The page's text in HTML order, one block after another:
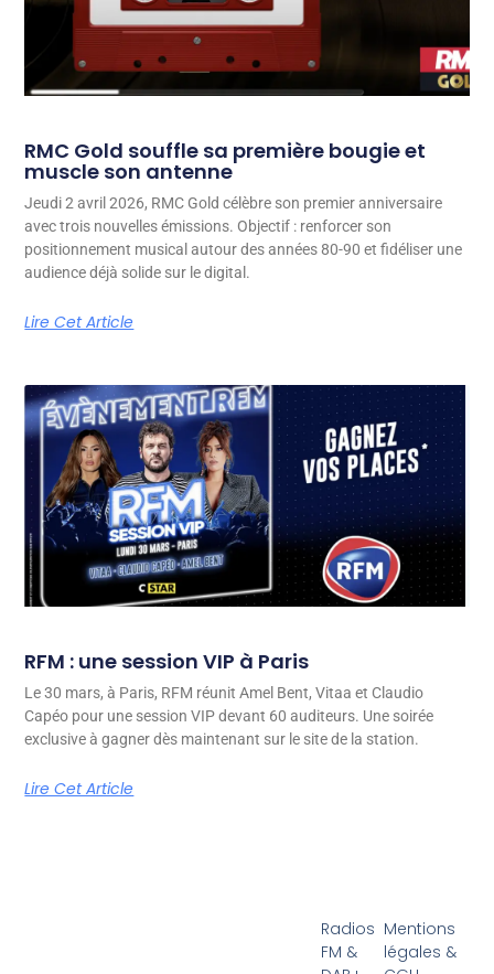
RMC Gold souffle sa première bougie et
muscle son antenne
Jeudi 2 avril 2026, RMC Gold célèbre son premier anniversaire
avec trois nouvelles émissions. Objectif : renforcer son
positionnement musical autour des années 80-90 et fidéliser une
audience déjà solide sur le digital.
Lire Cet Article
RFM : une session VIP à Paris
Le 30 mars, à Paris, RFM réunit Amel Bent, Vitaa et Claudio
Capéo pour une session VIP devant 60 auditeurs. Une soirée
exclusive à gagner dès maintenant sur le site de la station.
Lire Cet Article
Radios
FM &
Mentions
légales &